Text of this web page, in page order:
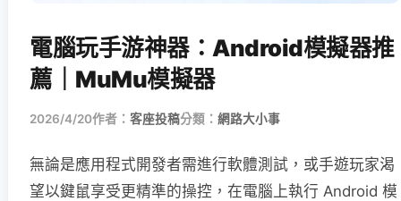
電腦玩手游神器：Android模擬器推
薦｜MuMu模擬器
2026/4/20作者： 客座投稿分類： 網路大小事
無論是應用程式開發者需進行軟體測試，或手遊玩家渴
望以鍵鼠享受更精準的操控，在電腦上執行 Android 模